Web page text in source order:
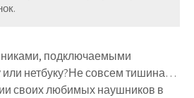
подключаемыми
или нетбуку?Не совсем тишина…
своих любимых наушников в